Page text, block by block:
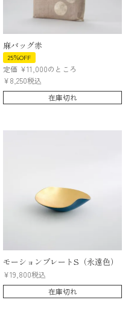
麻バッグ赤
25％OFF
定価 ¥11,000のところ
¥8,250税込
在庫切れ
モーションプレートS（永遠色）
¥19,800税込
在庫切れ